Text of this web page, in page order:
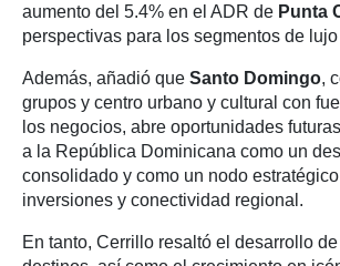
aumento del 5.4% en el ADR de Punta
perspectivas para los segmentos de
Además, añadió que Santo Domingo,
grupos y centro urbano y cultural con
los negocios, abre oportunidades
a la República Dominicana como un
consolidado y como un nodo
inversiones y conectividad regional.
En tanto, Cerrillo resaltó el desarrollo